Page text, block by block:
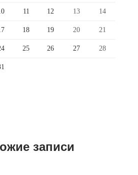
11 12 13 14
18 19 20 21
25 26 27 28
записи